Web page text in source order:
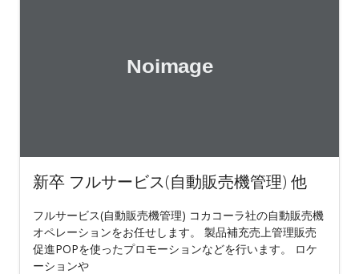
新卒 フルサービス(自動販売機管理) 他
フルサービス(自動販売機管理) コカコーラ社の自動販売機
オペレーションをお任せします。 製品補充売上管理販売
促進POPを使ったプロモーションなどを行います。 ロケ
ーションや